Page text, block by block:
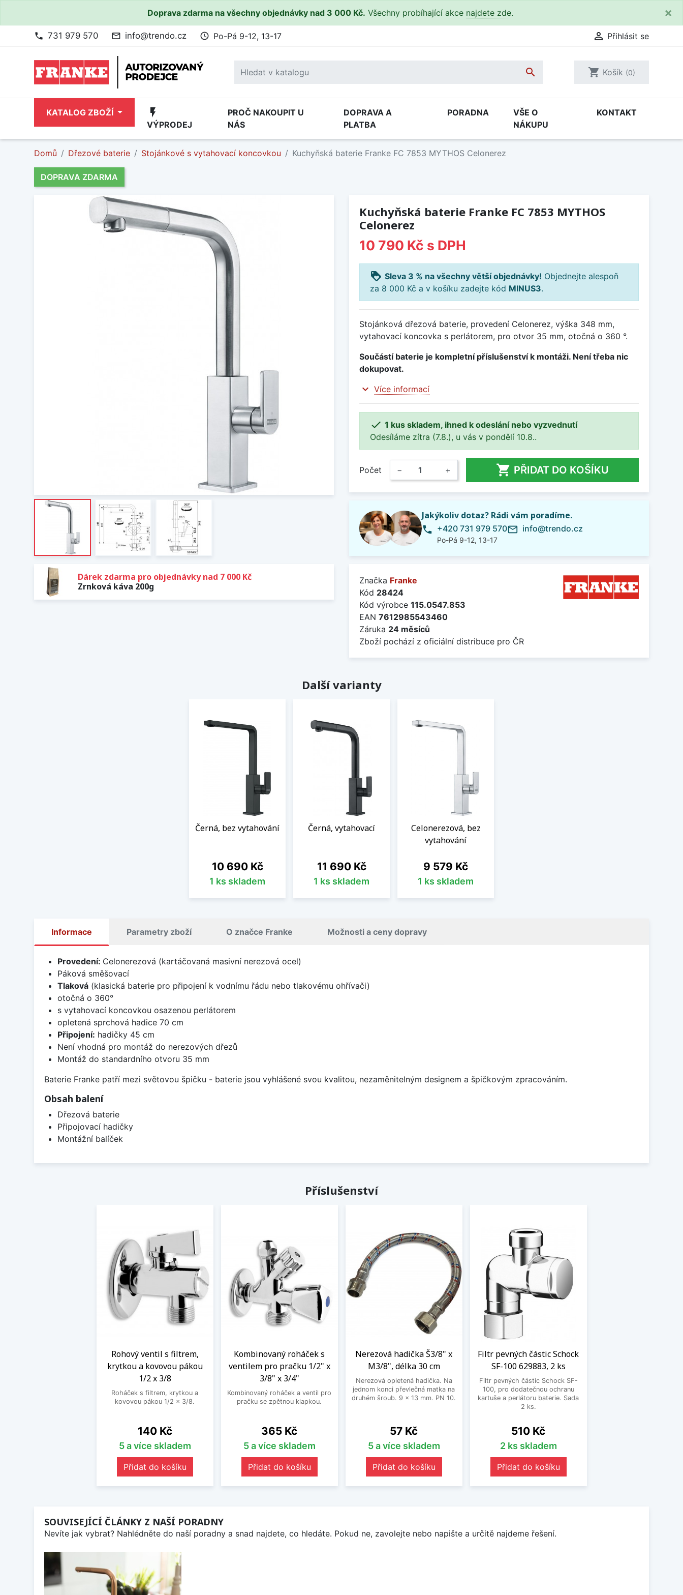
Doprava zdarma na všechny objednávky nad 3 000 Kč. Všechny probíhající akce najdete zde. ×
phone 731 979 570 mail_outline info@trendo.cz access_time Po-Pá 9-12, 13-17  Přihlásit se
 shopping_cart Košík (0)
KATALOG ZBOŽÍ flash_on
VÝPRODEJ
PROČ NAKOUPIT U
NÁS
DOPRAVA A
PLATBA
PORADNA
VŠE O
NÁKUPU
KONTAKT
Domů Dřezové baterie Stojánkové s vytahovací koncovkou Kuchyňská baterie Franke FC 7853 MYTHOS Celonerez
DOPRAVA ZDARMA
Dárek zdarma pro objednávky nad 7 000 Kč
Zrnková káva 200g
Kuchyňská baterie Franke FC 7853 MYTHOS
Celonerez
10 790 Kč s DPH
loyalty Sleva 3 % na všechny větší objednávky! Objednejte alespoň
za 8 000 Kč a v košíku zadejte kód MINUS3.
Stojánková dřezová baterie, provedení Celonerez, výška 348 mm,
vytahovací koncovka s perlátorem, pro otvor 35 mm, otočná o 360 °.
Součástí baterie je kompletní příslušenství k montáži. Není třeba nic
dokupovat.
expand_more Více informací
 1 kus skladem, ihned k odeslání nebo vyzvednutí
Odesíláme zítra (7.8.), u vás v pondělí 10.8..
Počet − +  PŘIDAT DO KOŠÍKU
Jakýkoliv dotaz? Rádi vám poradíme.
phone +420 731 979 570
Po-Pá 9-12, 13-17
mail_outline info@trendo.cz
Značka Franke
Kód 28424
Kód výrobce 115.0547.853
EAN 7612985543460
Záruka 24 měsíců
Zboží pochází z oficiální distribuce pro ČR
Další varianty
Černá, bez vytahování
Cena
10 690 Kč
1 ks skladem
Černá, vytahovací
Cena
11 690 Kč
1 ks skladem
Celonerezová, bez
vytahování
Cena
9 579 Kč
1 ks skladem
Informace Parametry zboží O značce Franke Možnosti a ceny dopravy
Provedení: Celonerezová (kartáčovaná masivní nerezová ocel)
Páková směšovací
Tlaková(klasická baterie pro připojení k vodnímu řádu nebo tlakovému ohřívači)
otočná o 360°
s vytahovací koncovkou osazenou perlátorem
opletená sprchová hadice 70 cm
Připojení: hadičky 45 cm
Není vhodná pro montáž do nerezových dřezů
Montáž do standardního otvoru 35 mm
Baterie Franke patří mezi světovou špičku - baterie jsou vyhlášené svou kvalitou, nezaměnitelným designem a špičkovým zpracováním.
Obsah balení
Dřezová baterie
Připojovací hadičky
Montážní balíček
Příslušenství
Rohový ventil s filtrem,
krytkou a kovovou pákou
1/2 x 3/8
Roháček s filtrem, krytkou a
kovovou pákou 1/2 x 3/8.
Cena
140 Kč
5 a více skladem
Přidat do košíku
Kombinovaný roháček s
ventilem pro pračku 1/2" x
3/8" x 3/4"
Kombinovaný roháček a ventil pro
pračku se zpětnou klapkou.
Cena
365 Kč
5 a více skladem
Přidat do košíku
Nerezová hadička Š3/8" x
M3/8", délka 30 cm
Nerezová opletená hadička. Na
jednom konci převlečná matka na
druhém šroub. 9 x 13 mm. PN 10.
Cena
57 Kč
5 a více skladem
Přidat do košíku
Filtr pevných částic Schock
SF-100 629883, 2 ks
Filtr pevných částic Schock SF-
100, pro dodatečnou ochranu
kartuše a perlátoru baterie. Sada
2 ks.
Cena
510 Kč
2 ks skladem
Přidat do košíku
SOUVISEJÍCÍ ČLÁNKY Z NAŠÍ PORADNY
Nevíte jak vybrat? Nahlédněte do naší poradny a snad najdete, co hledáte. Pokud ne, zavolejte nebo napište a určitě najdeme řešení.